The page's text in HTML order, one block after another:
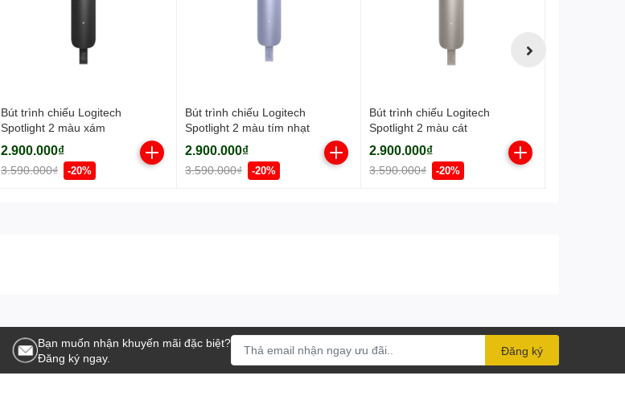
Bút trình chiếu Logitech
Spotlight 2 màu xám
2.900.000₫
3.590.000₫ -20%
Bút trình chiếu Logitech
Spotlight 2 màu tím nhạt
2.900.000₫
3.590.000₫ -20%
Bút trình chiếu Logitech
Spotlight 2 màu cát
2.900.000₫
3.590.000₫ -20%
Bạn muốn nhận khuyến mãi đặc biệt?
Đăng ký ngay.
Đăng ký